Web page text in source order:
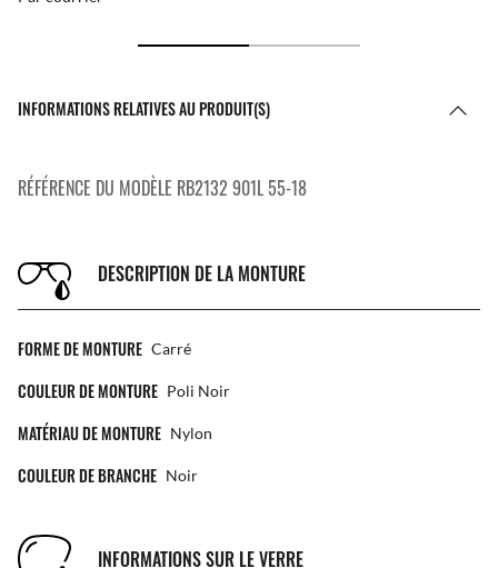
INFORMATIONS RELATIVES AU PRODUIT(S)
RÉFÉRENCE DU MODÈLE RB2132 901L 55-18
DESCRIPTION DE LA MONTURE
FORME DE MONTURE Carré
COULEUR DE MONTURE Poli Noir
MATÉRIAU DE MONTURE Nylon
COULEUR DE BRANCHE Noir
INFORMATIONS SUR LE VERRE